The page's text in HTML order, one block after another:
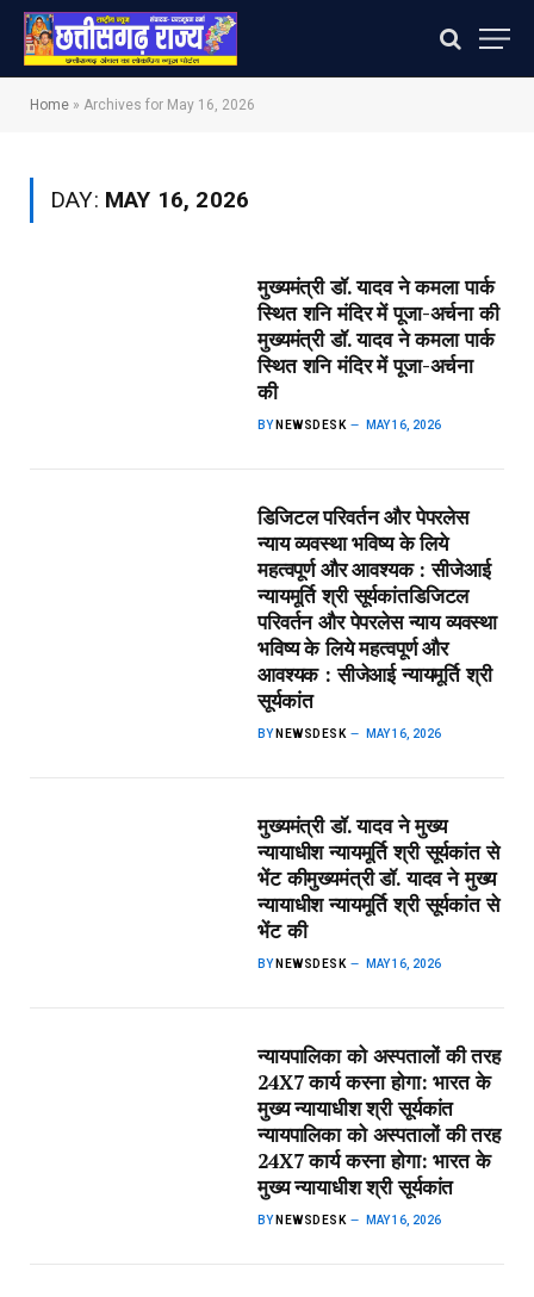
Home » Archives for May 16, 2026
DAY: MAY 16, 2026
मुख्यमंत्री डॉ. यादव ने कमला पार्क
स्थित शनि मंदिर में पूजा-अर्चना की​
मुख्यमंत्री डॉ. यादव ने कमला पार्क
स्थित शनि मंदिर में पूजा-अर्चना
की
BY NEWSDESK MAY 16, 2026
डिजिटल परिवर्तन और पेपरलेस
न्याय व्यवस्था भविष्य के लिये
महत्वपूर्ण और आवश्यक : सीजेआई
न्यायमूर्ति श्री सूर्यकांत​डिजिटल
परिवर्तन और पेपरलेस न्याय व्यवस्था
भविष्य के लिये महत्वपूर्ण और
आवश्यक : सीजेआई न्यायमूर्ति श्री
सूर्यकांत
BY NEWSDESK MAY 16, 2026
मुख्यमंत्री डॉ. यादव ने मुख्य
न्यायाधीश न्यायमूर्ति श्री सूर्यकांत से
भेंट की​मुख्यमंत्री डॉ. यादव ने मुख्य
न्यायाधीश न्यायमूर्ति श्री सूर्यकांत से
भेंट की
BY NEWSDESK MAY 16, 2026
न्यायपालिका को अस्पतालों की तरह
24X7 कार्य करना होगा: भारत के
मुख्य न्यायाधीश श्री सूर्यकांत​
न्यायपालिका को अस्पतालों की तरह
24X7 कार्य करना होगा: भारत के
मुख्य न्यायाधीश श्री सूर्यकांत
BY NEWSDESK MAY 16, 2026